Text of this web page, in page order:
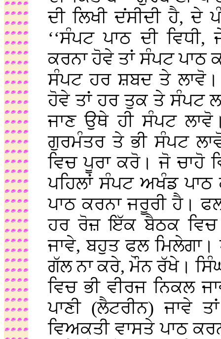
ਦੀ ਲਿਖੀ ਦਂਸੀਦੀ ਹੈ,
‘‘ਸੰਪਟ ਪਾਠ ਦੀ
ਕਰਨਾ ਹੋਵੇ ਤਾਂ ਸੰਪਟ ਪਾਠ
ਸੰਪਟ ਹਰ ਸ਼ਬਦ ਤੇ ਲਾਵੋ।
ਹੋਵੇ ਤਾਂ ਹਰ ਤੁਕ ਤੇ ਸੰਪਟ
ਜਾਣ ਉਥੇ ਹੀ ਸੰਪਟ
ਗੁਰਮੰਤਰ ਤੇ ਭੀ ਸੰਪਟ
ਵਿਚ ਪੂਰਾ ਕਰੋ। ਜੋ ਚਾਹੋ
ਪਹਿਲਾਂ ਸੰਪਟ ਅਖੰਡ ਪਾਠ
ਪਾਠ ਕਰਨਾ ਜਰੂਰੀ ਹੈ।
ਹਰ ਰੋਜ਼ ਇੱਕ ਬੈਠਕ
ਜਾਵੇ, ਬਹੁਤ ਫਲ ਮਿਲੇਗਾ।
ਗੱਲ ਨਾ ਕਰੇ, ਮੌਨ ਰੱਖੇ।
ਵਿਚ ਭੀ ਵੀਰਜ ਨਿਕਲ
ਪਾਣੀ (ਲੈਟਰੀਨ) ਜਾਵੇ
ਵਿਅਕਤੀ ਵਾਸਤੇ ਪਾਠ